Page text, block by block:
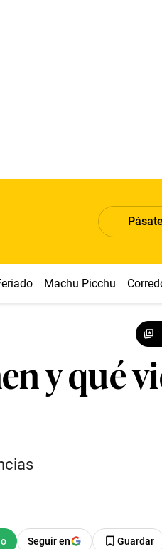
Machu Picchu
y qué
Seguir en Guardar